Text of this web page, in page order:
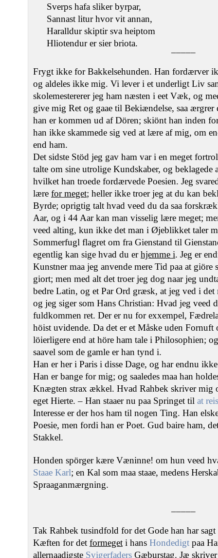
Sverps hafa sliker byrpar,
Sannast litur hvor vit annan,
Haralldur skiptir sva heiptom
Hliotendur er sier briota.
Frygt ikke for Bakkelsehunden. Han fordærver
og aldeles ikke mig. Vi lever i et underligt Liv
skolemestererer jeg ham næsten i eet Væk, og
give mig Ret og gaae til Bekiændelse, saa
han er kommen ud af Dören; skiönt han inden
han ikke skammede sig ved at lære af mig, om
end ham.
Det sidste Stöd jeg gav ham var i en meget
talte om sine utrolige Kundskaber, og beklagede
hvilket han troede fordærvede Poesien. Jeg
lære for meget; heller ikke troer jeg at du kan
Byrde; oprigtig talt hvad veed du da saa
Aar, og i 44 Aar kan man visselig lære meget;
veed alting, kun ikke det man i Øjeblikket taler
Sommerfugl flagret om fra Gienstand til
egentlig kan sige hvad du erhjemme i. Jeg er
Kunstner maa jeg anvende mere Tid paa at giöre
giort; men med alt det troer jeg dog naar jeg
bedre Latin, og et Par Ord græsk, at jeg ved i det
og jeg siger som Hans Christian: Hvad jeg veed
fuldkommen ret. Der er nu for exxempel,
höist uvidende. Da det er et Måske uden Fornuft
löierligere end at höre ham tale i Philosophien;
saavel som de gamle er han tynd i.
Han er her i Paris i disse Dage, og har endnu
Han er bange for mig; og saaledes maa han
Knægten strax ækkel. Hvad Rahbek skriver mig
eget Hierte. – Han staaer nu paa Springet til at
Interesse er der hos ham til nogen Ting. Han
Poesie, men fordi han er Poet. Gud baire ham,
Stakkel.
Honden spörger kære Væninne! om hun veed
Staae Karl; en Kal som maa staae, medens
Spraaganmærgning.
Tak Rahbek tusindfold for det Gode han har
Kæften for det formeget i hans Hondedigt paa
allernaadigste Svigerfaders Gæburstag. Jæ